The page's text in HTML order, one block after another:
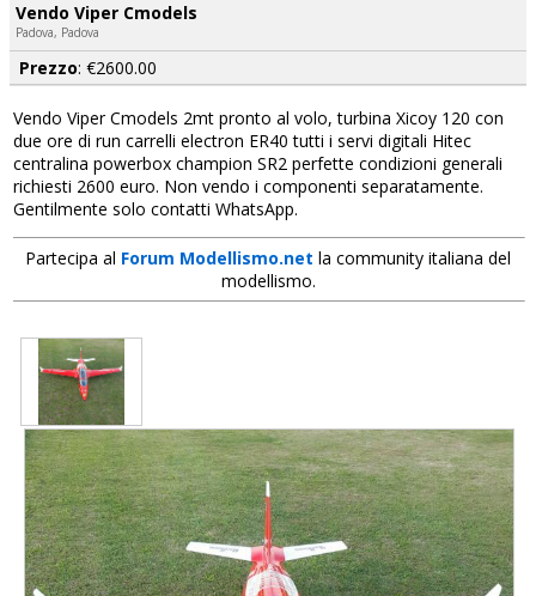
Vendo Viper Cmodels
Padova, Padova
Prezzo: €2600.00
Vendo Viper Cmodels 2mt pronto al volo, turbina Xicoy 120 con
due ore di run carrelli electron ER40 tutti i servi digitali Hitec
centralina powerbox champion SR2 perfette condizioni generali
richiesti 2600 euro. Non vendo i componenti separatamente.
Gentilmente solo contatti WhatsApp.
Partecipa al Forum Modellismo.net la community italiana del
modellismo.